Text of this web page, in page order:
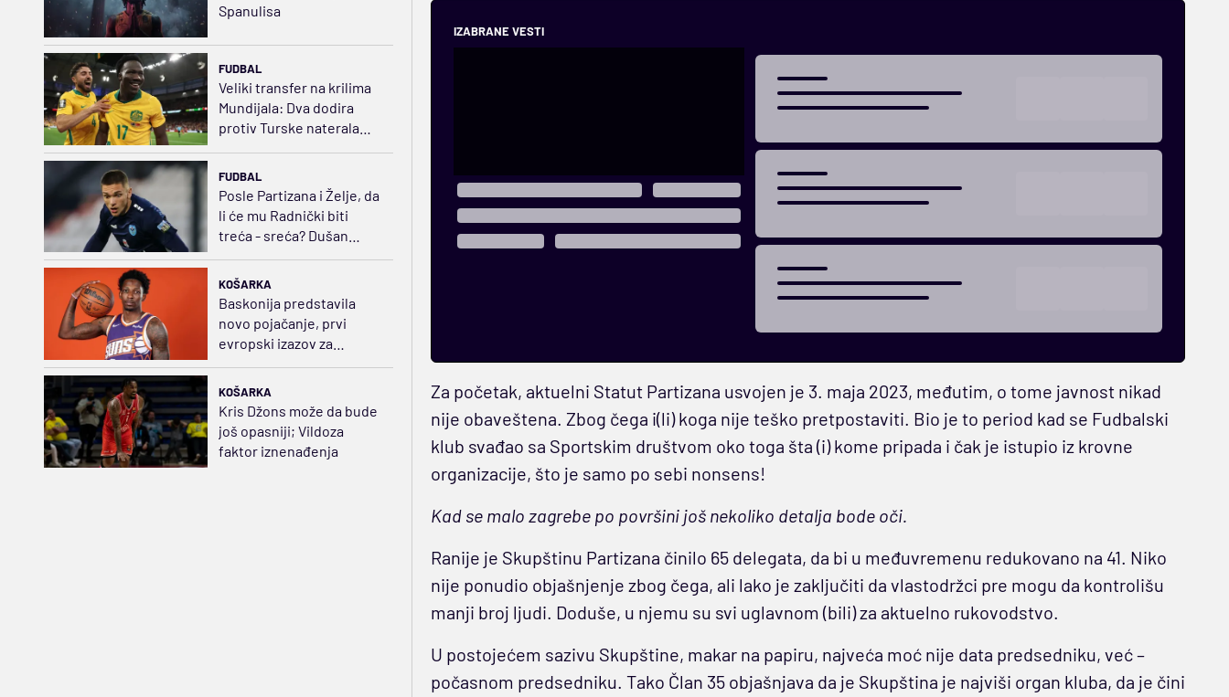
Spanulisa
FUDBAL
Veliki transfer na krilima
Mundijala: Dva dodira
protiv Turske naterala
FUDBAL
Posle Partizana i Želje, da
li će mu Radnički biti
treća - sreća? Dušan
Jovanović stiže u Niš
KOŠARKA
Baskonija predstavila
novo pojačanje, prvi
evropski izazov za
KOŠARKA
Kris Džons može da bude
još opasniji; Vildoza
faktor iznenađenja
IZABRANE VESTI
Za početak, aktuelni Statut Partizana usvojen je 3. maja 2023, međutim, o tome javnost nikad
nije obaveštena. Zbog čega i(li) koga nije teško pretpostaviti. Bio je to period kad se Fudbalski
klub svađao sa Sportskim društvom oko toga šta (i) kome pripada i čak je istupio iz krovne
organizacije, što je samo po sebi nonsens!
Kad se malo zagrebe po površini još nekoliko detalja bode oči.
Ranije je Skupštinu Partizana činilo 65 delegata, da bi u međuvremenu redukovano na 41. Niko
nije ponudio objašnjenje zbog čega, ali lako je zaključiti da vlastodržci pre mogu da kontrolišu
manji broj ljudi. Doduše, u njemu su svi uglavnom (bili) za aktuelno rukovodstvo.
U postojećem sazivu Skupštine, makar na papiru, najveća moć nije data predsedniku, već –
počasnom predsedniku. Tako Član 35 objašnjava da je Skupština je najviši organ kluba, da je čini